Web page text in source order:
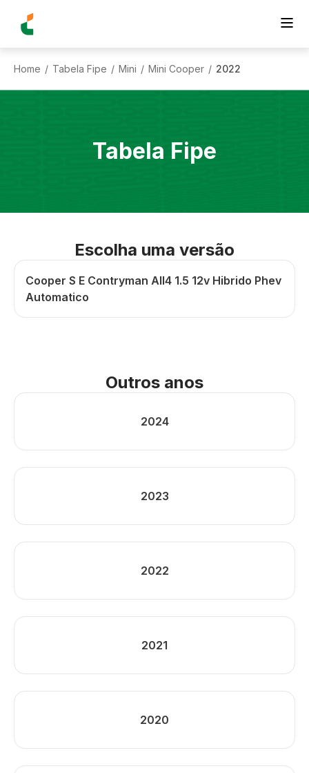
Home / Tabela Fipe / Mini / Mini Cooper / 2022
Tabela Fipe
Escolha uma versão
Cooper S E Contryman All4 1.5 12v Hibrido Phev
Automatico
Outros anos
2024
2023
2022
2021
2020